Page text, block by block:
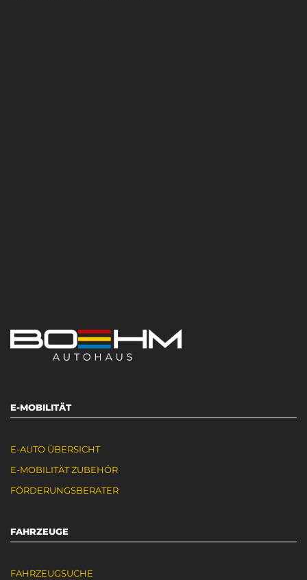
E-MOBILITÄT
E-AUTO ÜBERSICHT
E-MOBILITÄT ZUBEHÖR
FÖRDERUNGSBERATER
FAHRZEUGE
FAHRZEUGSUCHE